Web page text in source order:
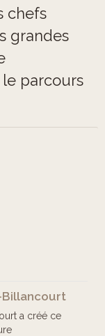
chefs
grandes
parcours
les
de la
du
villas et
Billancourt
a créé ce